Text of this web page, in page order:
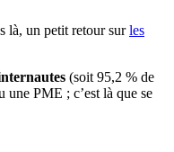
là, un petit retour surles
(soit 95,2 % de
une PME ; c’est là que se